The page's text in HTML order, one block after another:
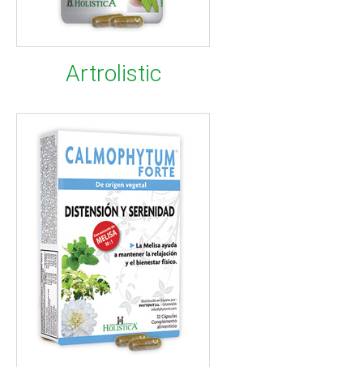
Artrolistic